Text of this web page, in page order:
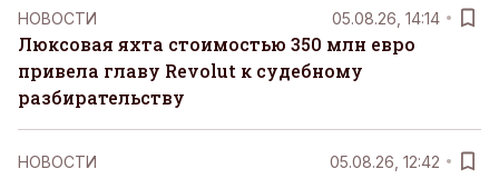
НОВОСТИ 05.08.26, 14:14
Люксовая яхта стоимостью 350 млн евро
привела главу Revolut к судебному
разбирательству
НОВОСТИ 05.08.26, 12:42